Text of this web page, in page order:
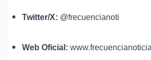
Twitter/X: @frecuencianoti
Web Oficial: